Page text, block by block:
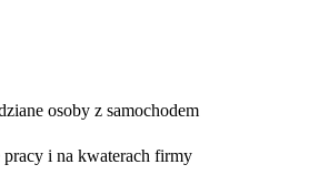
osoby z samochodem
pracy i na kwaterach firmy